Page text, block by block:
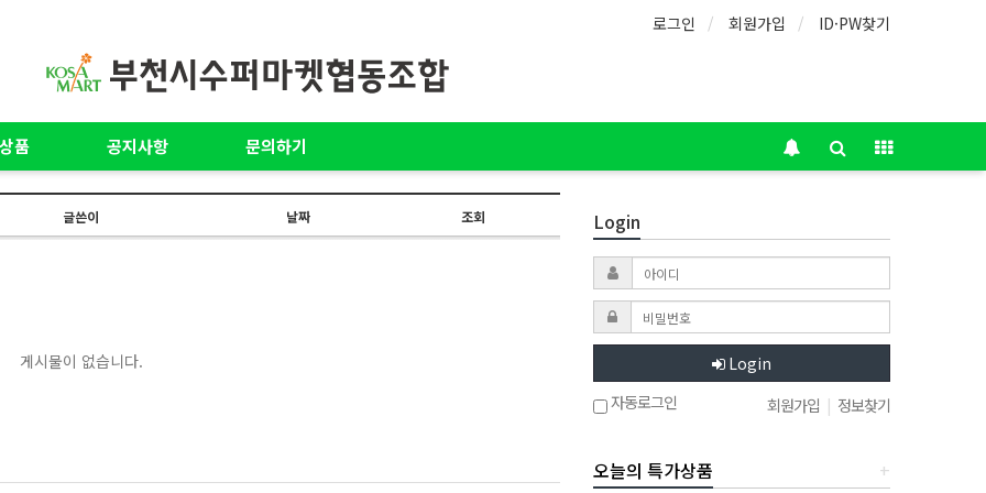
로그인 회원가입 ID·PW찾기
품 공지사항 문의하기
글쓴이 날짜 조회
게시물이 없습니다.
Login
Login
자동로그인
회원가입 | 정보찾기
+
오늘의 특가상품